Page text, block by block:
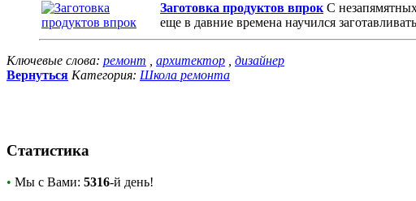
Заготовка продуктов впрок С
еще в давние времена научился
Ключевые слова: ремонт архитектор
дизайнер
Вернуться Категория: Школа ремонта
Статистика
• Мы с Вами: 5316-й день!